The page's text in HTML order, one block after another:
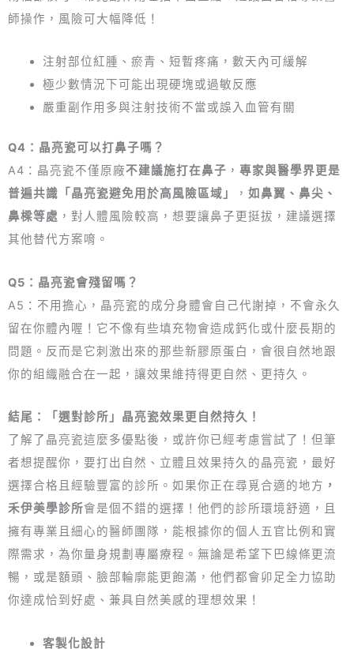
師操作，風險可大幅降低！
注射部位紅腫、瘀青、短暫疼痛，數天內可緩解
極少數情況下可能出現硬塊或過敏反應
嚴重副作用多與注射技術不當或誤入血管有關
Q4：晶亮瓷可以打鼻子嗎？
A4：晶亮瓷不僅原廠不建議施打在鼻子 ， 專家與醫學界更是
普遍共識「晶亮瓷避免用於高風險區域」
， 如鼻翼、鼻尖、
鼻樑等處 ，對人體風險較高，想要讓鼻子更挺拔，建議選擇
其他替代方案唷。
Q5：晶亮瓷會殘留嗎？
A5：不用擔心，晶亮瓷的成分身體會自己代謝掉，不會永久
留在你體內喔！它不像有些填充物會造成鈣化或什麼長期的
問題。反而是它刺激出來的那些新膠原蛋白，會很自然地跟
你的組織融合在一起，讓效果維持得更自然、更持久。
結尾：「選對診所」晶亮瓷效果更自然持久！
了解了晶亮瓷這麼多優點後，或許你已經考慮嘗試了！但筆
者想提醒你，要打出自然、立體且效果持久的晶亮瓷，最好
選擇合格且經驗豐富的診所。如果你正在尋覓合適的地方 ，
禾伊美學診所會是個不錯的選擇！他們的診所環境舒適，且
擁有專業且細心的醫師團隊，能根據你的個人五官比例和實
際需求，為你量身規劃專屬療程。無論是希望下巴線條更流
暢，或是額頭、臉部輪廓能更飽滿，他們都會卯足全力協助
你達成恰到好處、兼具自然美感的理想效果！
客製化設計